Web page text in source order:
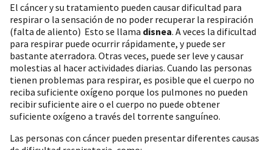
El cáncer y su tratamiento pueden causar dificultad para
respirar o la sensación de no poder recuperar la respiración
(falta de aliento) Esto se llama disnea. A veces la dificultad
para respirar puede ocurrir rápidamente, y puede ser
bastante aterradora. Otras veces, puede ser leve y causar
molestias al hacer actividades diarias. Cuando las personas
tienen problemas para respirar, es posible que el cuerpo no
reciba suficiente oxígeno porque los pulmones no pueden
recibir suficiente aire o el cuerpo no puede obtener
suficiente oxígeno a través del torrente sanguíneo.
Las personas con cáncer pueden presentar diferentes causas